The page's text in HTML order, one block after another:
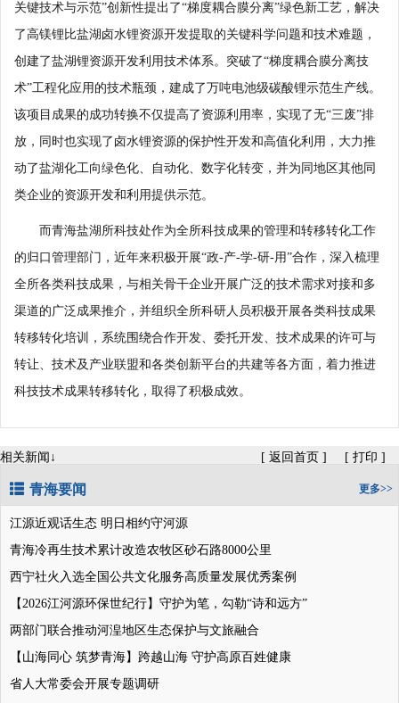
关键技术与示范”创新性提出了“梯度耦合膜分离”绿色新工艺，解决
了高镁锂比盐湖卤水锂资源开发提取的关键科学问题和技术难题，
创建了盐湖锂资源开发利用技术体系。突破了“梯度耦合膜分离技
术”工程化应用的技术瓶颈，建成了万吨电池级碳酸锂示范生产线。
该项目成果的成功转换不仅提高了资源利用率，实现了无“三废”排
放，同时也实现了卤水锂资源的保护性开发和高值化利用，大力推
动了盐湖化工向绿色化、自动化、数字化转变，并为同地区其他同
类企业的资源开发和利用提供示范。
而青海盐湖所科技处作为全所科技成果的管理和转移转化工作
的归口管理部门，近年来积极开展“政-产-学-研-用”合作，深入梳理
全所各类科技成果，与相关骨干企业开展广泛的技术需求对接和多
渠道的广泛成果推介，并组织全所科研人员积极开展各类科技成果
转移转化培训，系统围绕合作开发、委托开发、技术成果的许可与
转让、技术及产业联盟和各类创新平台的共建等各方面，着力推进
科技技术成果转移转化，取得了积极成效。
相关新闻↓ [ 返回首页 ] [ 打印 ]
青海要闻 更多>>
江源近观话生态 明日相约守河源
青海冷再生技术累计改造农牧区砂石路8000公里
西宁社火入选全国公共文化服务高质量发展优秀案例
【2026江河源环保世纪行】守护为笔，勾勒“诗和远方”
两部门联合推动河湟地区生态保护与文旅融合
【山海同心 筑梦青海】跨越山海 守护高原百姓健康
省人大常委会开展专题调研